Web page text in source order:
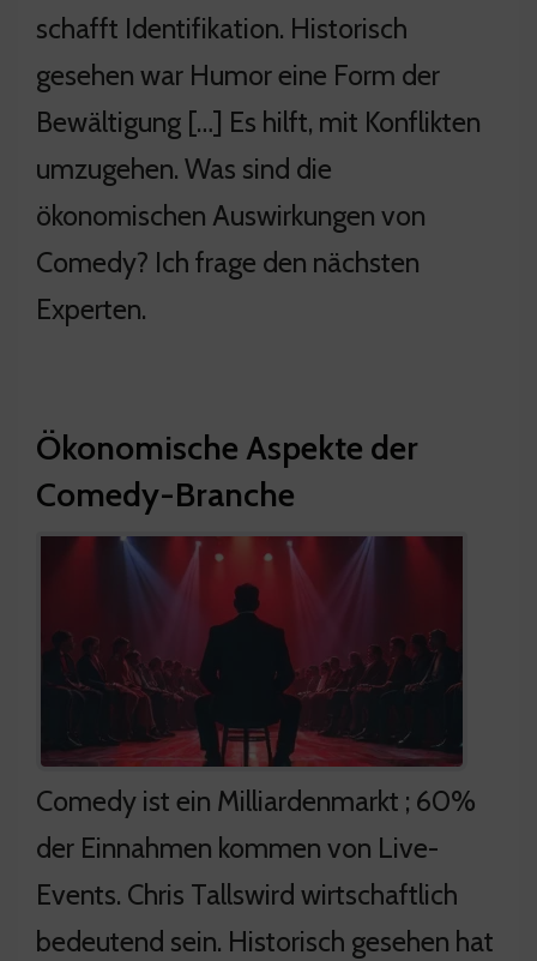
schafft Identifikation. Historisch
gesehen war Humor eine Form der
Bewältigung […] Es hilft, mit Konflikten
umzugehen. Was sind die
ökonomischen Auswirkungen von
Comedy? Ich frage den nächsten
Experten.
Ökonomische Aspekte der
Comedy-Branche
Comedy ist ein Milliardenmarkt ; 60%
der Einnahmen kommen von Live-
Events. Chris Tallswird wirtschaftlich
bedeutend sein. Historisch gesehen hat